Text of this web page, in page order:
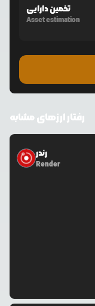
تخمین دارایی
Asset estimation
رفتار ارزهای مشابه
رندر
Render